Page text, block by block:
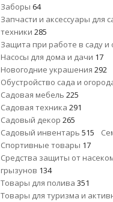
Заборы 64
Запчасти и аксессуары для
техники 285
Защита при работе в саду и
Насосы для дома и дачи 17
Новогодние украшения 292
Обустройство сада и
Садовая мебель 225
Садовая техника 291
Садовый декор 265
Садовый инвентарь 515
Спортивные товары 17
Средства защиты от
грызунов 134
Товары для полива 351
Товары для туризма и